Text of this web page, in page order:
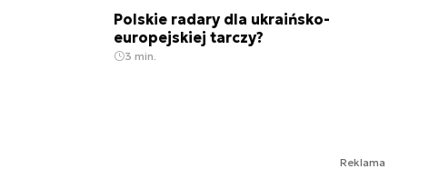
Polskie radary dla ukraińsko-
europejskiej tarczy?
3 min.
Reklama